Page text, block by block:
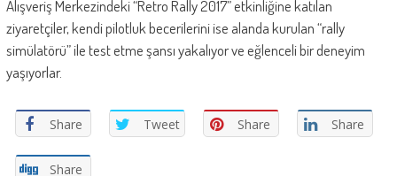
Alışveriş Merkezindeki “Retro Rally 2017” etkinliğine katılan
ziyaretçiler, kendi pilotluk becerilerini ise alanda kurulan “rally
simülatörü” ile test etme şansı yakalıyor ve eğlenceli bir deneyim
yaşıyorlar.
Share Tweet Share Share
Share